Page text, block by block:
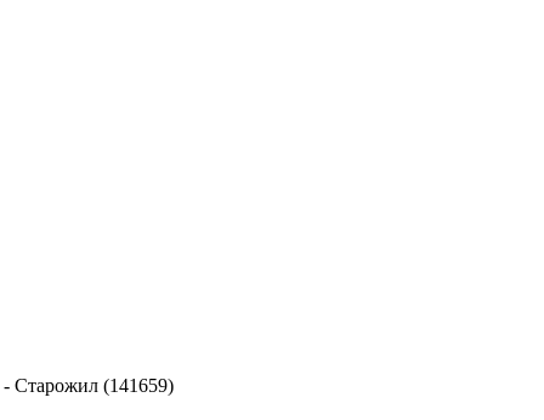
- Старожил (141659)